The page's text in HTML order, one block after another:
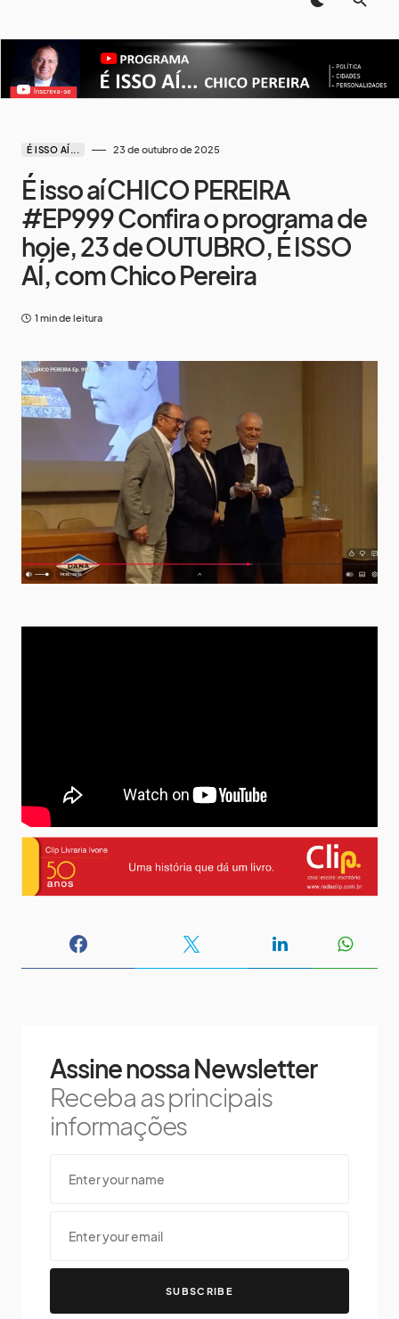
É ISSO AÍ... 23 de outubro de 2025
É isso aí CHICO PEREIRA
#EP999 Confira o programa de
hoje, 23 de OUTUBRO, É ISSO
AÍ, com Chico Pereira
1 min de leitura
Assine nossa Newsletter
Receba as principais
informações
SUBSCRIBE